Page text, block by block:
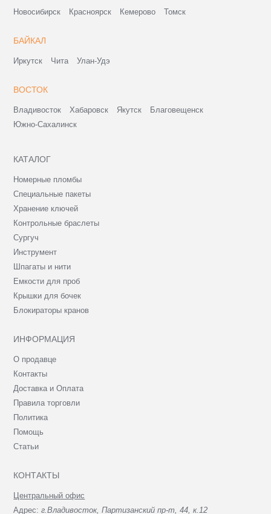
Новосибирск Красноярск Кемерово Томск
БАЙКАЛ
Иркутск Чита Улан-Удэ
ВОСТОК
Владивосток Хабаровск Якутск
Благовещенск
Южно-Сахалинск
КАТАЛОГ
Номерные пломбы
Специальные пакеты
Хранение ключей
Контрольные браслеты
Сургуч
Инструмент
Шпагаты и нити
Емкости для проб
Крышки для бочек
Блокираторы кранов
ИНФОРМАЦИЯ
О продавце
Контакты
Доставка и Оплата
Правила торговли
Политика
Помощь
Статьи
КОНТАКТЫ
Центральный офис
Адрес:г.Владивосток, Партизанский пр-т, 44, к.12